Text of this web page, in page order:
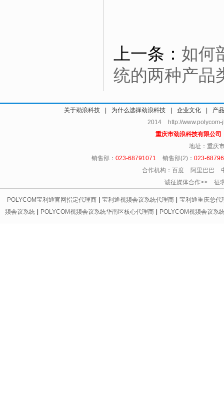
上一条： 如何
统的两种产品
关于劲浪科技 为什么选择劲浪科技 企业文化
产
2014 http://
重庆市劲浪科技有限公
地址：重庆
销售部： 023-68791071 销售部(2)： 023-
合作机构：百度 阿里巴巴
诚征媒体合作>> 征
POLYCOM宝利通官网指定代理商 宝利通视频会议系统代理商
宝利通重庆总代
频会议系统
POLYCOM视频会议系统华南区核心代理商
POLYCOM视频会议系
代理商 | 宝利通会议电话区域总代理 | 重庆宝利通 | 重庆led显示屏 | 重庆宝利通 |